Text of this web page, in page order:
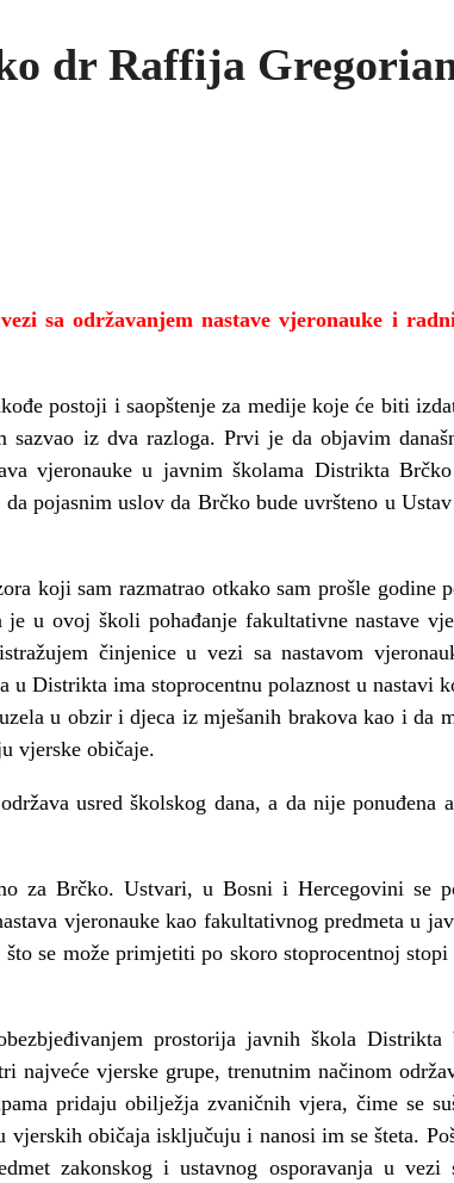
dr Raffija
sa održavanjem nastave vjeronauke i
postoji i saopštenje za medije koje će biti
sazvao iz dva razloga. Prvi je da objavim
vjeronauke u javnim školama Distrikta
pojasnim uslov da Brčko bude uvršteno u
koji sam razmatrao otkako sam prošle godine
u ovoj školi pohađanje fakultativne nastave
činjenice u vezi sa nastavom
Distrikta ima stoprocentnu polaznost u nastavi
u obzir i djeca iz mješanih brakova kao i da
vjerske običaje.
usred školskog dana, a da nije ponuđena
za Brčko. Ustvari, u Bosni i Hercegovini se
vjeronauke kao fakultativnog predmeta u
se može primjetiti po skoro stoprocentnoj stopi
prostorija javnih škola Distrikta
najveće vjerske grupe, trenutnim načinom
pridaju obilježja zvaničnih vjera, čime se
običaja isključuju i nanosi im se šteta.
zakonskog i ustavnog osporavanja u vezi